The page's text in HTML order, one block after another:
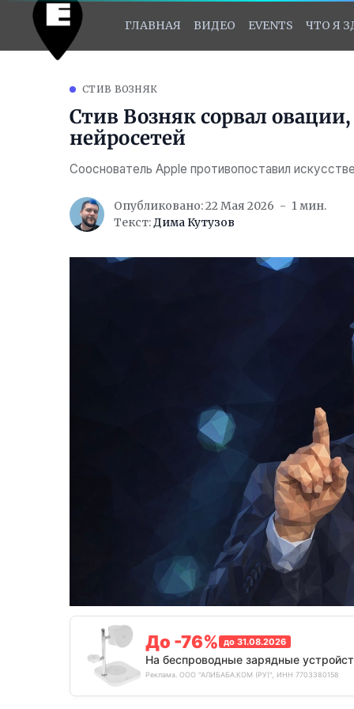
ГЛАВНАЯ ВИДЕО EVENTS ЧТО Я
СТИВ ВОЗНЯК
Стив Возняк сорвал
нейросетей
Сооснователь Apple противопоставил
Опубликовано: 22 Мая 2026
1 мин.
Текст:Дима Кутузов
До -76% до 31.08.2026
На беспроводные зарядные
Реклама. ООО "АЛИБАБА.КОМ (РУ)", ИНН 7703380158